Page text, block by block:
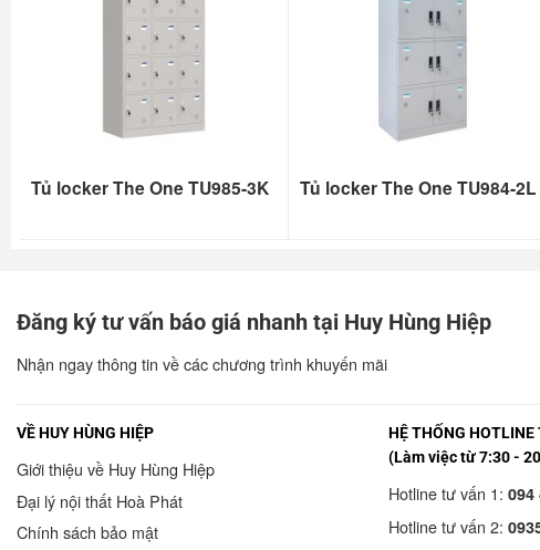
Tủ locker The One TU985-3K Tủ locker The One TU984-2L
Đăng ký tư vấn báo giá nhanh tại Huy Hùng Hiệp
Nhận ngay thông tin về các chương trình khuyến mãi
VỀ HUY HÙNG HIỆP
Giới thiệu về Huy Hùng Hiệp
Đại lý nội thất Hoà Phát
Chính sách bảo mật
HỆ THỐNG HOTLINE
(Làm việc từ 7:30 -
Hotline tư vấn 1: 094
Hotline tư vấn 2: